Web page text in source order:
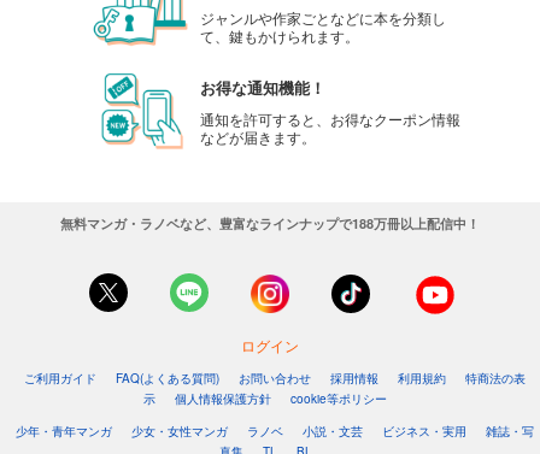
ジャンルや作家ごとなどに本を分類し
て、鍵もかけられます。
お得な通知機能！
通知を許可すると、お得なクーポン情報
などが届きます。
無料マンガ・ラノベなど、豊富なラインナップで188万冊以上配信中！
ログイン
ご利用ガイド FAQ(よくある質問) お問い合わせ 採用情報 利用規約
特商法の表
示
個人情報保護方針
cookie等ポリシー
少年・青年マンガ
少女・女性マンガ ラノベ 小説・文芸 ビジネス・実用
雑誌・写